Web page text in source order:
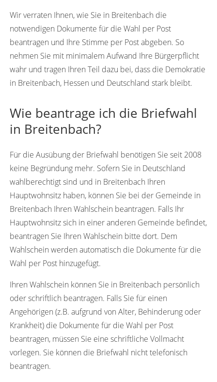
Wir verraten Ihnen, wie Sie in Breitenbach die
notwendigen Dokumente für die Wahl per Post
beantragen und Ihre Stimme per Post abgeben. So
nehmen Sie mit minimalem Aufwand Ihre Bürgerpflicht
wahr und tragen Ihren Teil dazu bei, dass die Demokratie
in Breitenbach, Hessen und Deutschland stark bleibt.
Wie beantrage ich die Briefwahl
in Breitenbach?
Für die Ausübung der Briefwahl benötigen Sie seit 2008
keine Begründung mehr. Sofern Sie in Deutschland
wahlberechtigt sind und in Breitenbach Ihren
Hauptwohnsitz haben, können Sie bei der Gemeinde in
Breitenbach Ihren Wahlschein beantragen. Falls Ihr
Hauptwohnsitz sich in einer anderen Gemeinde befindet,
beantragen Sie Ihren Wahlschein bitte dort. Dem
Wahlschein werden automatisch die Dokumente für die
Wahl per Post hinzugefügt.
Ihren Wahlschein können Sie in Breitenbach persönlich
oder schriftlich beantragen. Falls Sie für einen
Angehörigen (z.B. aufgrund von Alter, Behinderung oder
Krankheit) die Dokumente für die Wahl per Post
beantragen, müssen Sie eine schriftliche Vollmacht
vorlegen. Sie können die Briefwahl nicht telefonisch
beantragen.